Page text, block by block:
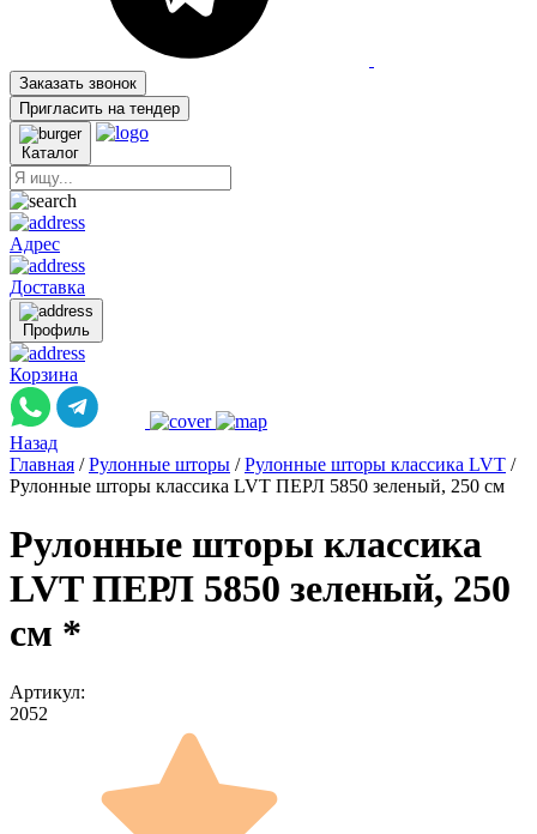
Заказать звонок
Пригласить на тендер
Каталог
Адрес
Доставка
Профиль
Корзина
Назад
Главная / Рулонные шторы / Рулонные шторы классика LVT /
Рулонные шторы классика LVT ПЕРЛ 5850 зеленый, 250 см
Рулонные шторы классика
LVT ПЕРЛ 5850 зеленый, 250
см *
Артикул:
2052